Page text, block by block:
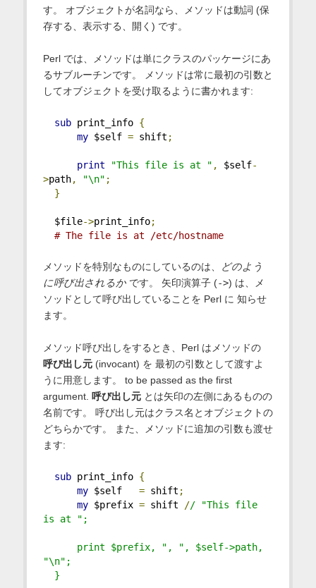
す。 オブジェクトが名詞なら、メソッドは動詞 (保
存する、表示する、開く) です。
Perl では、メソッドは単にクラスのパッケージにあ
るサブルーチンです。 メソッドは常に最初の引数と
してオブジェクトを受け取るように書かれます:
sub print_info {
my $self = shift ;
print "This file is at " , $self-
>path, "\n" ;
}
$file->print_info;
# The file is at /etc/hostname
メソッドを特別なものにしているのは、
どのよう
に呼び出されるかです。 矢印演算子 (->) は、メ
ソッドとして呼び出していることを Perl に 知らせ
ます。
メソッド呼び出しをするとき、Perl はメソッドの
呼び出し元(invocant) を 最初の引数として渡すよ
うに用意します。 to be passed as the first
argument.
呼び出し元とは矢印の左側にあるものの
名前です。 呼び出し元はクラス名とオブジェクトの
どちらかです。 また、メソッドに追加の引数も渡せ
ます:
sub print_info {
my $self = shift ;
my $prefix = shift // "This file
is at ";
print $prefix, ", ", $self->path,
"\n";
}